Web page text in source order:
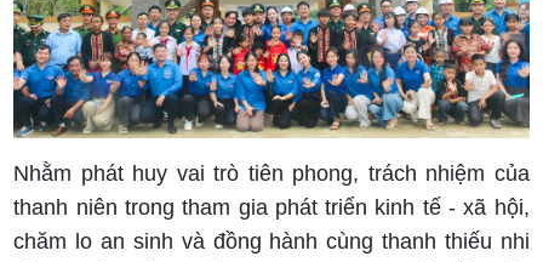
Nhằm phát huy vai trò tiên phong, trách nhiệm của
thanh niên trong tham gia phát triển kinh tế - xã hội,
chăm lo an sinh và đồng hành cùng thanh thiếu nhi